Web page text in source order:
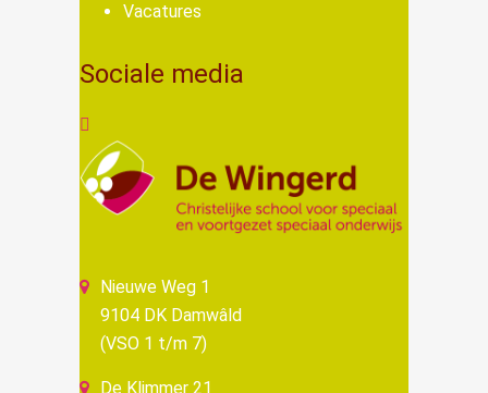
Vacatures
Sociale media
Nieuwe Weg 1
9104 DK Damwâld
(VSO 1 t/m 7)
De Klimmer 21